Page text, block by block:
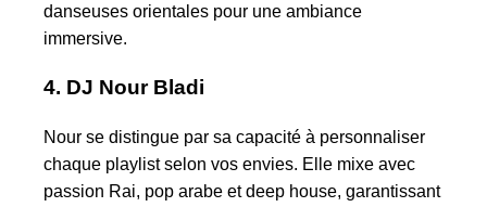
danseuses orientales pour une ambiance
immersive.
4. DJ Nour Bladi
Nour se distingue par sa capacité à personnaliser
chaque playlist selon vos envies. Elle mixe avec
passion Rai, pop arabe et deep house, garantissant